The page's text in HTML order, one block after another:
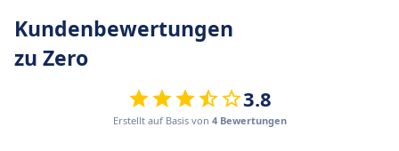
Kundenbewertungen
zu Zero
3.8
Erstellt auf Basis von 4 Bewertungen